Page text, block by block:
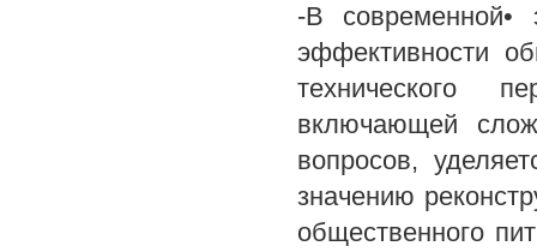
-В современной•
эффективности
технического
включающей
вопросов,
значению
общественного